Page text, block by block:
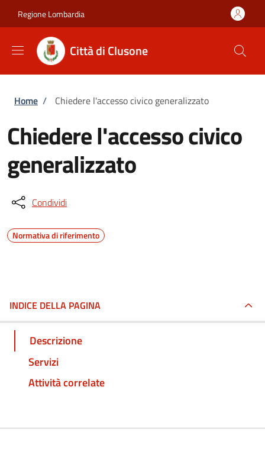
Regione Lombardia
Città di Clusone
Briciole di pane
Home / Chiedere l'accesso civico generalizzato
Chiedere l'accesso civico
generalizzato
Condividi
Normativa di riferimento
INDICE DELLA PAGINA
Descrizione
Servizi
Attività correlate